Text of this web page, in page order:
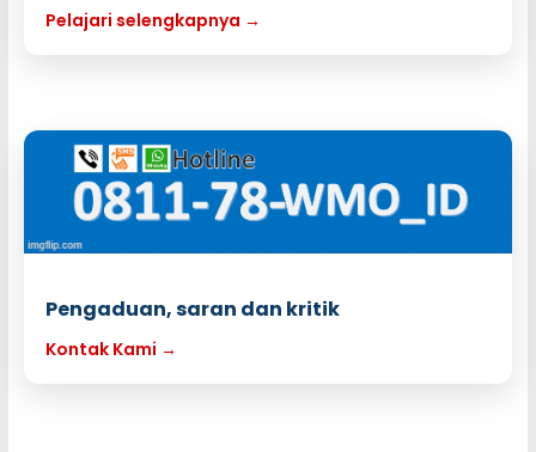
Pelajari selengkapnya →
Pengaduan, saran dan kritik
Kontak Kami →